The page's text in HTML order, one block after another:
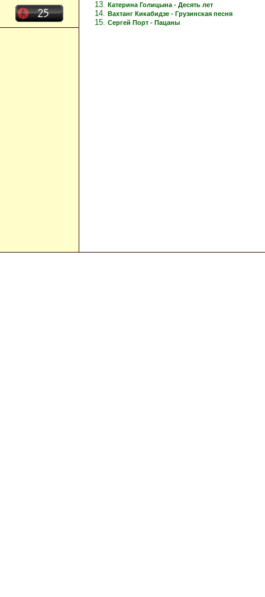
Катерина Голицына - Десять лет
Вахтанг Кикабидзе - Грузинская песня
Сергей Порт - Пацаны